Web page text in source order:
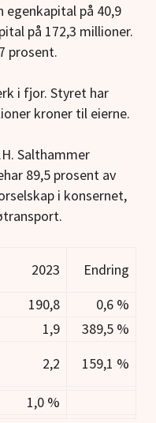
egenkapital på 40,9
på 172,3 millioner.
prosent.
i fjor. Styret har
kroner til eierne.
Salthammer
89,5 prosent av
i konsernet,
2023
Endring
190,8
0,6 %
1,9
389,5 %
2,2 159,1 %
1,0 %